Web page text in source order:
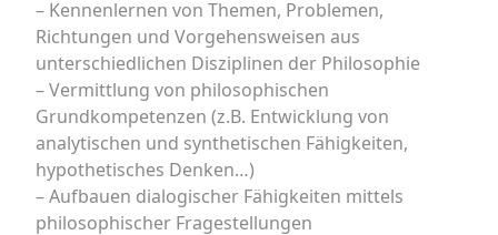
– Kennenlernen von Themen, Problemen,
Richtungen und Vorgehensweisen aus
unterschiedlichen Disziplinen der Philosophie
– Vermittlung von philosophischen
Grundkompetenzen (z.B. Entwicklung von
analytischen und synthetischen Fähigkeiten,
hypothetisches Denken…)
– Aufbauen dialogischer Fähigkeiten mittels
philosophischer Fragestellungen